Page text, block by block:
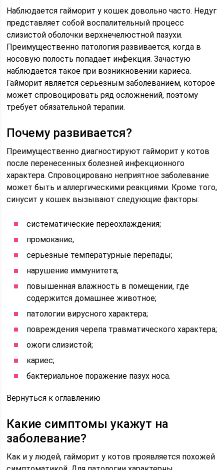
Наблюдается гайморит у кошек довольно часто. Недуг
представляет собой воспалительный процесс
слизистой оболочки верхнечелюстной пазухи.
Преимущественно патология развивается, когда в
носовую полость попадает инфекция. Зачастую
наблюдается такое при возникновении кариеса.
Гайморит является серьезным заболеванием, которое
может спровоцировать ряд осложнений, поэтому
требует обязательной терапии.
Почему развивается?
Преимущественно диагностируют гайморит у котов
после перенесенных болезней инфекционного
характера. Спровоцировано неприятное заболевание
может быть и аллергическими реакциями. Кроме того,
синусит у кошек вызывают следующие факторы:
систематические переохлаждения;
промокание;
серьезные температурные перепады;
нарушение иммунитета;
повышенная влажность в помещении, где
содержится домашнее животное;
патологии вирусного характера;
повреждения черепа травматического характера;
ожоги слизистой;
кариес;
бактериальное поражение пазух носа.
Вернуться к оглавлению
Какие симптомы укажут на
заболевание?
Как и у людей, гайморит у котов проявляется похожей